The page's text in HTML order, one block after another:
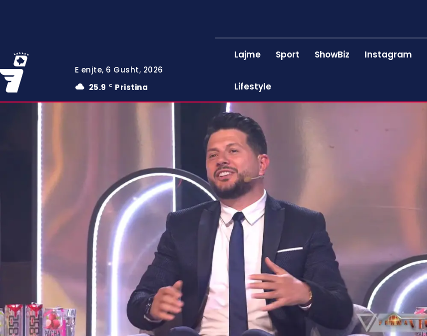
E enjte, 6 Gusht, 2026
25.9
C Pristina
Lajme Sport ShowBiz Instagram
Lifestyle